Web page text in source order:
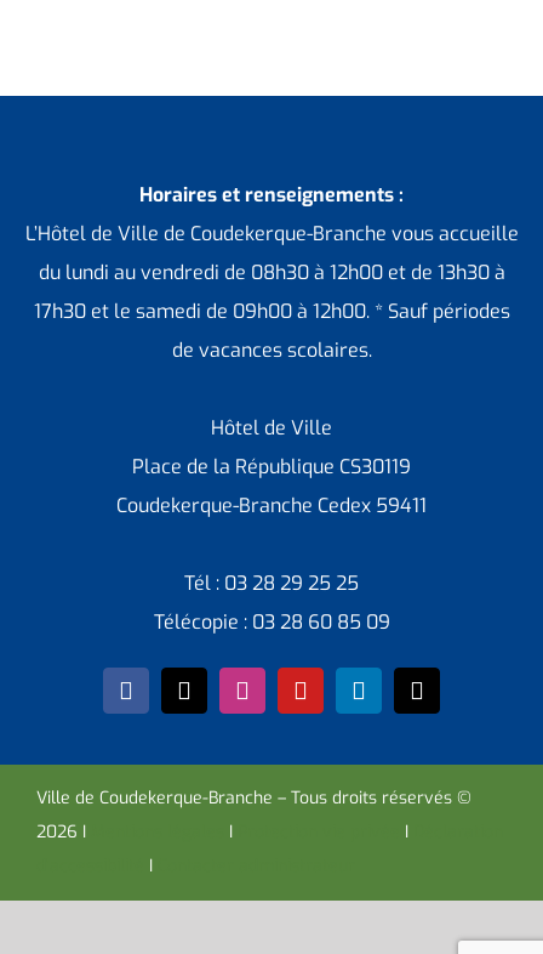
Horaires et renseignements :
L’Hôtel de Ville de Coudekerque-Branche vous accueille
du lundi au vendredi de 08h30 à 12h00 et de 13h30 à
17h30 et le samedi de 09h00 à 12h00. * Sauf périodes
de vacances scolaires.
Hôtel de Ville
Place de la République CS30119
Coudekerque-Branche Cedex 59411
Tél : 03 28 29 25 25
Télécopie : 03 28 60 85 09
Ville de Coudekerque-Branche – Tous droits réservés ©
2026 I
I I
I